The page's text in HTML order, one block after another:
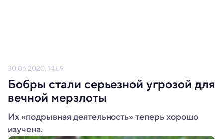
30.06.2020, 14:59
Бобры стали серьезной угрозой для
вечной мерзлоты
Их «подрывная деятельность» теперь хорошо
изучена.